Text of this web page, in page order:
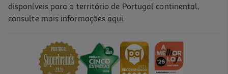
Livro O Que Há No Topo Da Montanha? De Isadora Vilelas
PVP de editor
13,41 €
disponíveis para o território de Portugal continental,
consulte mais informações aqui.